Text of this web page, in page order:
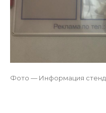
Фото — Информация стенд.